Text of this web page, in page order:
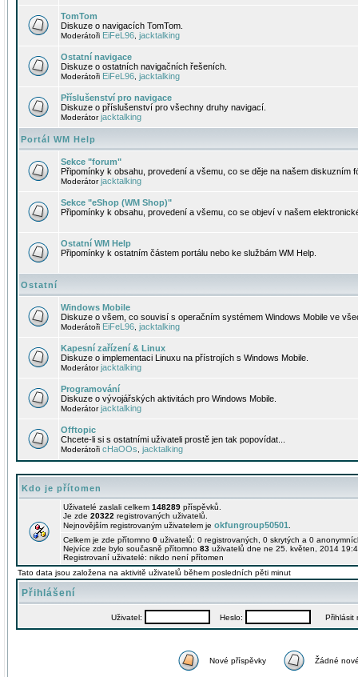
TomTom
Diskuze o navigacích TomTom.
Moderátoři EiFeL96 jacktalking
Ostatní navigace
Diskuze o ostatních navigačních řešeních.
Moderátoři EiFeL96 jacktalking
Příslušenství pro navigace
Diskuze o příslušenství pro všechny druhy navigací.
Moderátorjacktalking
Portál WM Help
Sekce "forum"
Připomínky k obsahu, provedení a všemu, co se děje na našem diskuzním
Moderátorjacktalking
Sekce "eShop (WM Shop)"
Připomínky k obsahu, provedení a všemu, co se objeví v našem
Ostatní WM Help
Připomínky k ostatním částem portálu nebo ke službám WM Help.
Ostatní
Windows Mobile
Diskuze o všem, co souvisí s operačním systémem Windows Mobile ve
Moderátoři EiFeL96 jacktalking
Kapesní zařízení & Linux
Diskuze o implementaci Linuxu na přístrojích s Windows Mobile.
Moderátorjacktalking
Programování
Diskuze o vývojářských aktivitách pro Windows Mobile.
Moderátorjacktalking
Offtopic
Chcete-li si s ostatními uživateli prostě jen tak popovídat...
Moderátoři cHaOOs jacktalking
Kdo je přítomen
Uživatelé zaslali celkem 148289 příspěvků.
Je zde 20322 registrovaných uživatelů.
Nejnovějším registrovaným uživatelem je okfungroup50501
Celkem je zde přítomno 0 uživatelů: 0 registrovaných, 0 skrytých a 0
Nejvíce zde bylo současně přítomno 83 uživatelů dne ne 25. květen, 2014
Registrovaní uživatelé: nikdo není přítomen
Tato data jsou založena na aktivitě uživatelů během posledních pěti minut
Přihlášení
Uživatel: Heslo: Přihlásit
Nové příspěvky Žádné